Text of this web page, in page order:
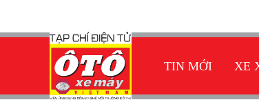
TIN MỚI XE